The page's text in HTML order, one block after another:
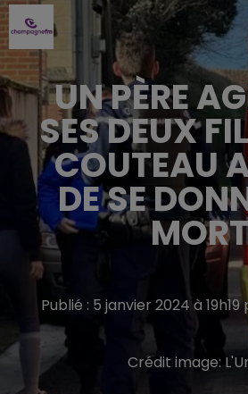
UN PÈRE
SES DEUX
COUTEAU
DE SE
Publié : 5 janvier 2024 à
Crédit image: